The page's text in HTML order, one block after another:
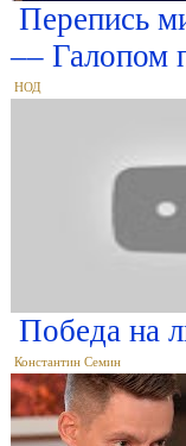
Перепись
–– Галопом
НОД
Победа на
Константин Семин